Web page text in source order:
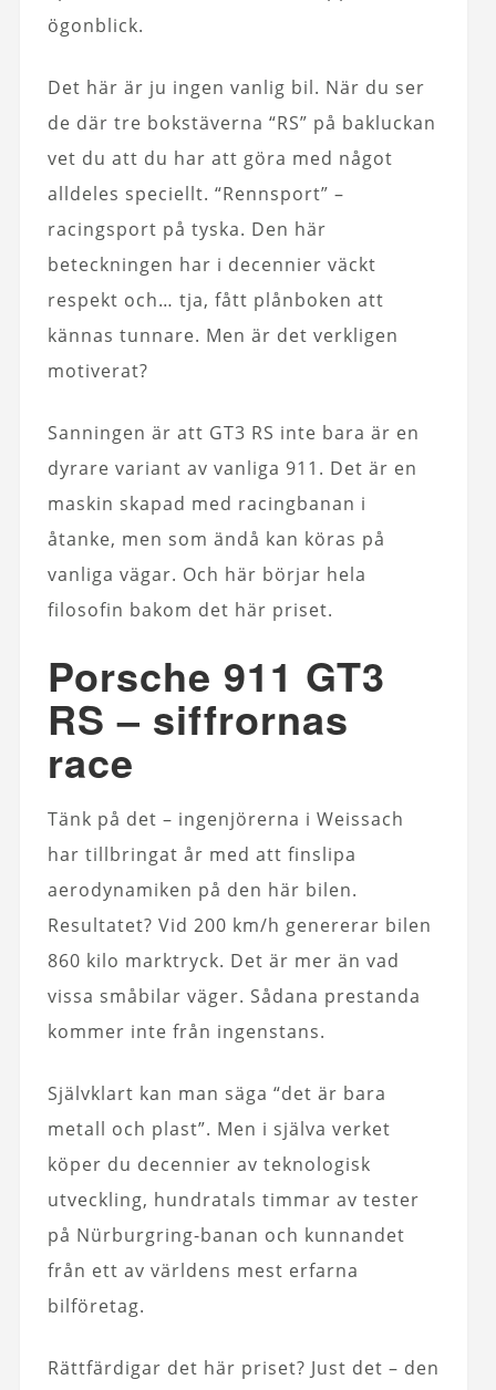
ögonblick.
Det här är ju ingen vanlig bil. När du ser
de där tre bokstäverna “RS” på bakluckan
vet du att du har att göra med något
alldeles speciellt. “Rennsport” –
racingsport på tyska. Den här
beteckningen har i decennier väckt
respekt och… tja, fått plånboken att
kännas tunnare. Men är det verkligen
motiverat?
Sanningen är att GT3 RS inte bara är en
dyrare variant av vanliga 911. Det är en
maskin skapad med racingbanan i
åtanke, men som ändå kan köras på
vanliga vägar. Och här börjar hela
filosofin bakom det här priset.
Porsche 911 GT3
RS – siffrornas
race
Tänk på det – ingenjörerna i Weissach
har tillbringat år med att finslipa
aerodynamiken på den här bilen.
Resultatet? Vid 200 km/h genererar bilen
860 kilo marktryck. Det är mer än vad
vissa småbilar väger. Sådana prestanda
kommer inte från ingenstans.
Självklart kan man säga “det är bara
metall och plast”. Men i själva verket
köper du decennier av teknologisk
utveckling, hundratals timmar av tester
på Nürburgring-banan och kunnandet
från ett av världens mest erfarna
bilföretag.
Rättfärdigar det här priset? Just det – den